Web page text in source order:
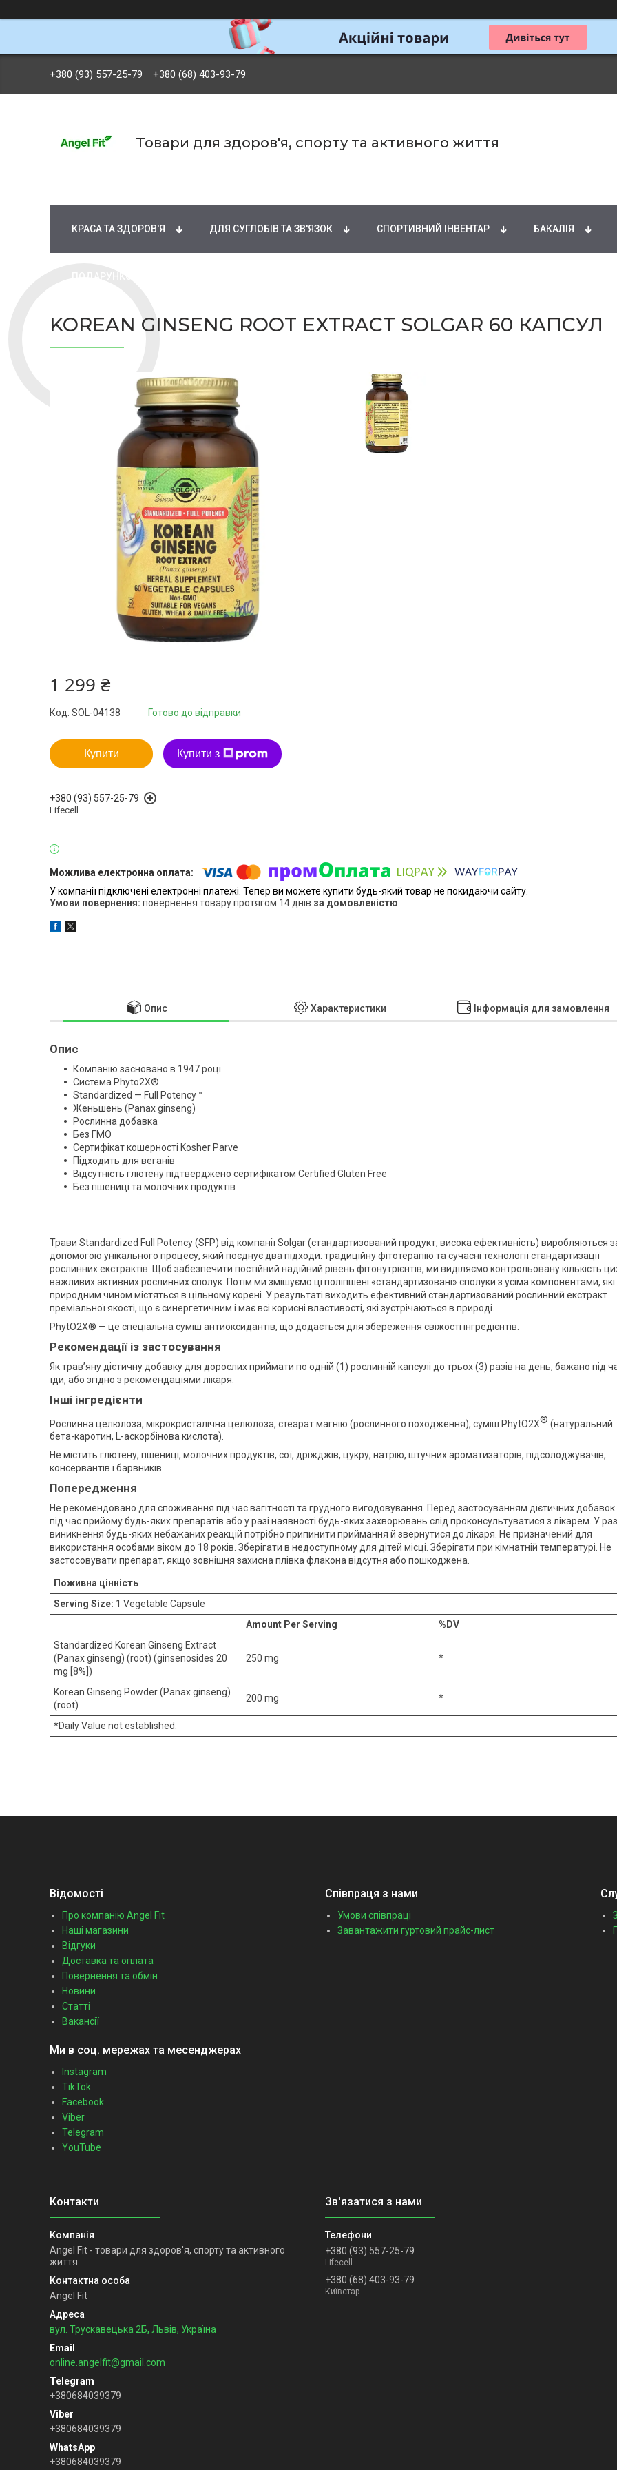
+380 (93) 557-25-79 +380 (68) 403-93-79
Товари для здоров'я, спорту та активного життя
КРАСА ТА ЗДОРОВ'Я ДЛЯ СУГЛОБІВ ТА ЗВ'ЯЗОК СПОРТИВНИЙ ІНВЕНТАР БАКАЛІЯ
KOREAN GINSENG ROOT EXTRACT SOLGAR 60 КАПСУЛ
1 299 ₴
Готово до відправки
Код: SOL-04138
Купити Купити з
+380 (93) 557-25-79
Lifecell
У компанії підключені електронні платежі. Тепер ви можете купити будь-який товар не покидаючи сайту.
повернення товару протягом 14 днів за домовленістю
Опис Характеристики Інформація для замовлення
Опис
Компанію засновано в 1947 році
Система Phyto2X®
Standardized — Full Potency™
Женьшень (Panax ginseng)
Рослинна добавка
Без ГМО
Сертифікат кошерності Kosher Parve
Підходить для веганів
Відсутність глютену підтверджено сертифікатом Certified Gluten Free
Без пшениці та молочних продуктів
Трави Standardized Full Potency (SFP) від компанії Solgar (стандартизований продукт, висока ефективність) виробляються
допомогою унікального процесу, який поєднує два підходи: традиційну фітотерапію та сучасні технології стандартизації
рослинних екстрактів. Щоб забезпечити постійний надійний рівень фітонутрієнтів, ми виділяємо контрольовану кількість
важливих активних рослинних сполук. Потім ми змішуємо ці поліпшені «стандартизовані» сполуки з усіма компонентами, які
природним чином містяться в цільному корені. У результаті виходить ефективний стандартизований рослинний екстракт
преміальної якості, що є синергетичним і має всі корисні властивості, які зустрічаються в природі.
PhytO2X® — це спеціальна суміш антиоксидантів, що додається для збереження свіжості інгредієнтів.
Рекомендації із застосування
Як трав’яну дієтичну добавку для дорослих приймати по одній (1) рослинній капсулі до трьох (3) разів на день, бажано під
їди, або згідно з рекомендаціями лікаря.
Інші інгредієнти
Рослинна целюлоза, мікрокристалічна целюлоза, стеарат магнію (рослинного походження), суміш PhytO2X® (натуральний
бета-каротин, L-аскорбінова кислота).
Не містить глютену, пшениці, молочних продуктів, сої, дріжджів, цукру, натрію, штучних ароматизаторів, підсолоджувачів,
консервантів і барвників.
Попередження
Не рекомендовано для споживання під час вагітності та грудного вигодовування. Перед застосуванням дієтичних добавок
під час прийому будь-яких препаратів або у разі наявності будь-яких захворювань слід проконсультуватися з лікарем. У
виникнення будь-яких небажаних реакцій потрібно припинити приймання й звернутися до лікаря. Не призначений для
використання особами віком до 18 років. Зберігати в недоступному для дітей місці. Зберігати при кімнатній температурі. Не
застосовувати препарат, якщо зовнішня захисна плівка флакона відсутня або пошкоджена.
Поживна цінність
Serving Size: 1 Vegetable Capsule
Amount Per Serving
%DV
Standardized Korean Ginseng Extract
(Panax ginseng) (root) (ginsenosides 20
mg [8%])
250 mg *
Korean Ginseng Powder (Panax ginseng)
(root)
200 mg *
*Daily Value not established.
Відомості
Про компанію Angel Fit
Наші магазини
Відгуки
Доставка та оплата
Повернення та обмін
Новини
Статті
Вакансії
Співпраця з нами
Умови співпраці
Завантажити гуртовий прайс-лист
Ми в соц. мережах та месенджерах
Instagram
TikTok
Facebook
Viber
Telegram
YouTube
Angel Fit - товари для здоров'я, спорту та активного
життя
Angel Fit
вул. Трускавецька 2Б, Львів, Україна
online.angelfit@gmail.com
+380684039379
+380684039379
+380684039379
+380 (93) 557-25-79
Lifecell
+380 (68) 403-93-79
Київстар